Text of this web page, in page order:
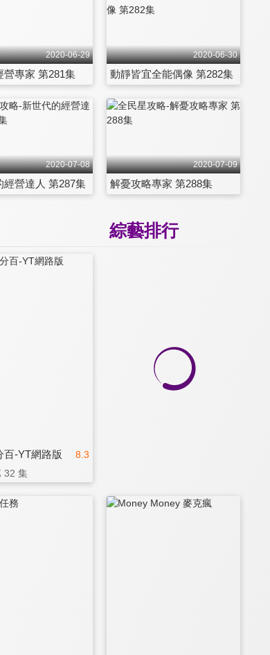
2020-06-29
營專家 第281集
2020-06-30
動靜皆宜全能偶像 第282集
2020-07-08
經營達人 第287集
2020-07-09
解憂攻略專家 第288集
綜藝排行
8.3
百-YT網路版
32 集